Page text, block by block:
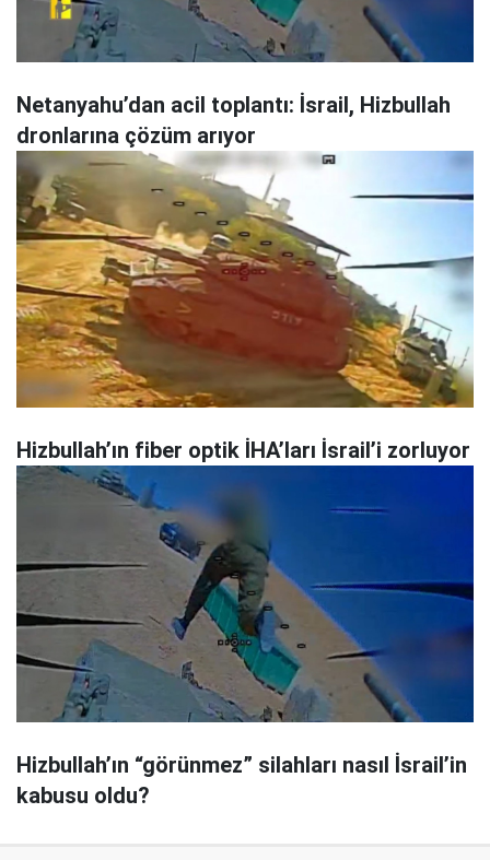
Netanyahu’dan acil toplantı: İsrail, Hizbullah
dronlarına çözüm arıyor
Hizbullah’ın fiber optik İHA’ları İsrail’i zorluyor
Hizbullah’ın “görünmez” silahları nasıl İsrail’in
kabusu oldu?